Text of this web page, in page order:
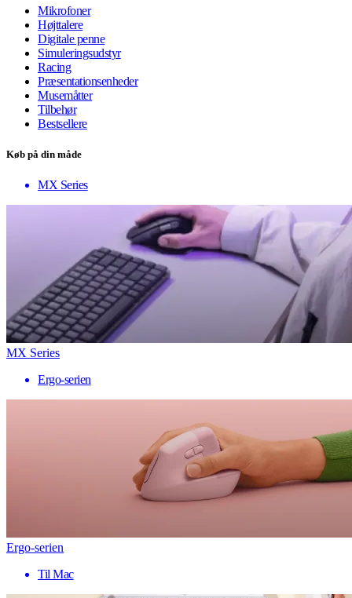
Mikrofoner
Højttalere
Digitale penne
Simuleringsudstyr
Racing
Præsentationsenheder
Musemåtter
Tilbehør
Bestsellere
Køb på din måde
MX Series
MX Series
Ergo-serien
Ergo-serien
Til Mac